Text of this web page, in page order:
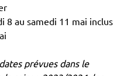
8 au samedi 11 mai inclus
prévues dans le